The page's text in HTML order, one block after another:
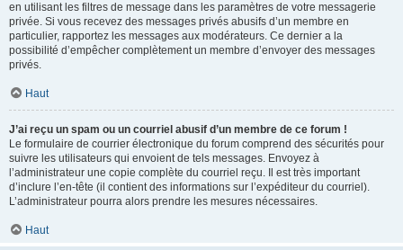
en utilisant les filtres de message dans les paramètres de votre messagerie
privée. Si vous recevez des messages privés abusifs d’un membre en
particulier, rapportez les messages aux modérateurs. Ce dernier a la
possibilité d’empêcher complètement un membre d’envoyer des messages
privés.
Haut
J’ai reçu un spam ou un courriel abusif d’un membre de ce forum !
Le formulaire de courrier électronique du forum comprend des sécurités pour
suivre les utilisateurs qui envoient de tels messages. Envoyez à
l’administrateur une copie complète du courriel reçu. Il est très important
d’inclure l’en-tête (il contient des informations sur l’expéditeur du courriel).
L’administrateur pourra alors prendre les mesures nécessaires.
Haut